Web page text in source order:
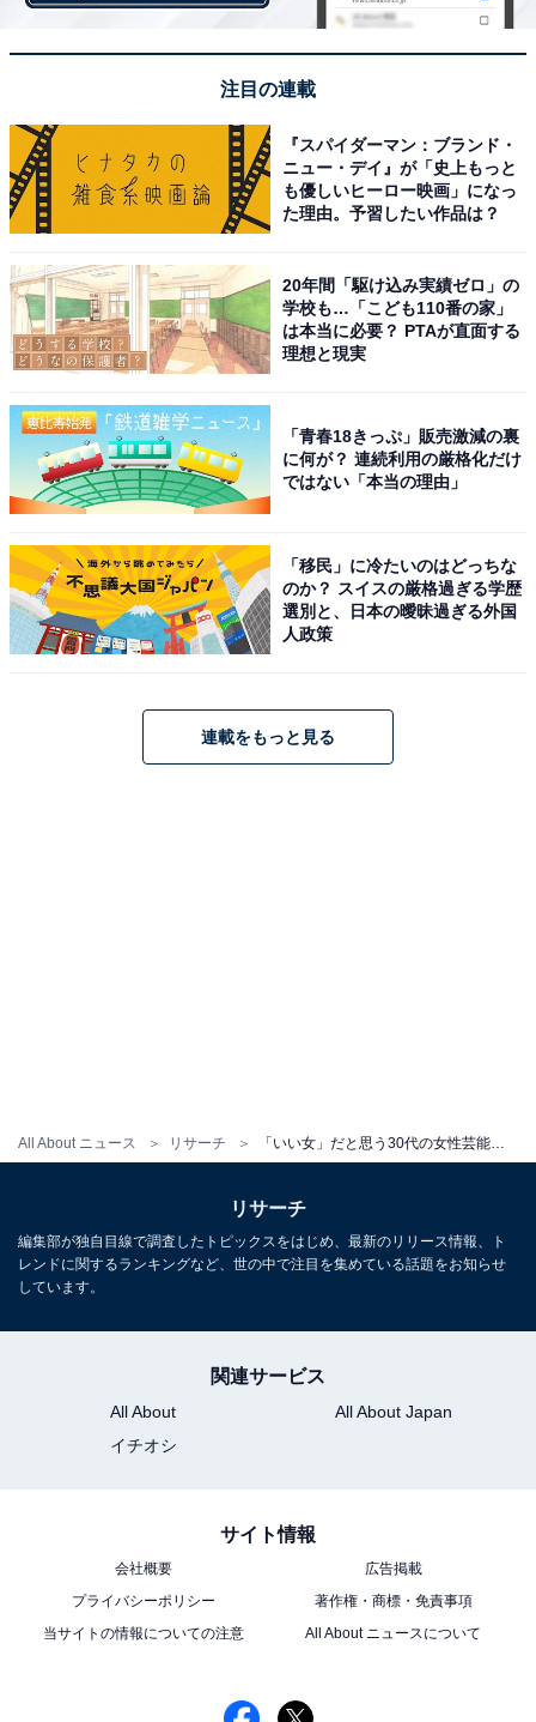
All About ニュース リサーチ 「いい女」だと思う30代の女性芸能人ランキング！ 2位「石原さとみ」を大差で抑えた1位は？
注目の連載
『スパイダーマン：ブランド・
ニュー・デイ』が「史上もっと
も優しいヒーロー映画」になっ
た理由。予習したい作品は？
20年間「駆け込み実績ゼロ」の
学校も…「こども110番の家」
は本当に必要？ PTAが直面する
理想と現実
「青春18きっぷ」販売激減の裏
に何が？ 連続利用の厳格化だけ
ではない「本当の理由」
「移民」に冷たいのはどっちな
のか？ スイスの厳格過ぎる学歴
選別と、日本の曖昧過ぎる外国
人政策
連載をもっと見る
リサーチ
編集部が独自目線で調査したトピックスをはじめ、最新のリリース情報、ト
レンドに関するランキングなど、世の中で注目を集めている話題をお知らせ
しています。
関連サービス
All About
All About Japan
イチオシ
サイト情報
会社概要
広告掲載
プライバシーポリシー
著作権・商標・免責事項
当サイトの情報についての注意
All About ニュースについて